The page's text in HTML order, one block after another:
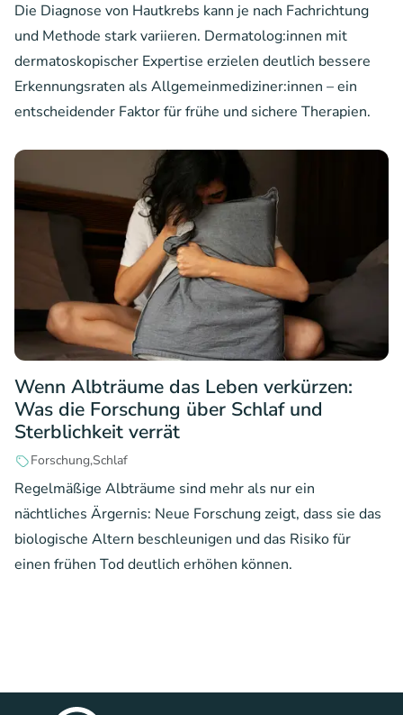
Die Diagnose von Hautkrebs kann je nach Fachrichtung
und Methode stark variieren. Dermatolog:innen mit
dermatoskopischer Expertise erzielen deutlich bessere
Erkennungsraten als Allgemeinmediziner:innen – ein
entscheidender Faktor für frühe und sichere Therapien.
Wenn Albträume das Leben verkürzen:
Was die Forschung über Schlaf und
Sterblichkeit verrät
ForschungSchlaf
Regelmäßige Albträume sind mehr als nur ein
nächtliches Ärgernis: Neue Forschung zeigt, dass sie das
biologische Altern beschleunigen und das Risiko für
einen frühen Tod deutlich erhöhen können.